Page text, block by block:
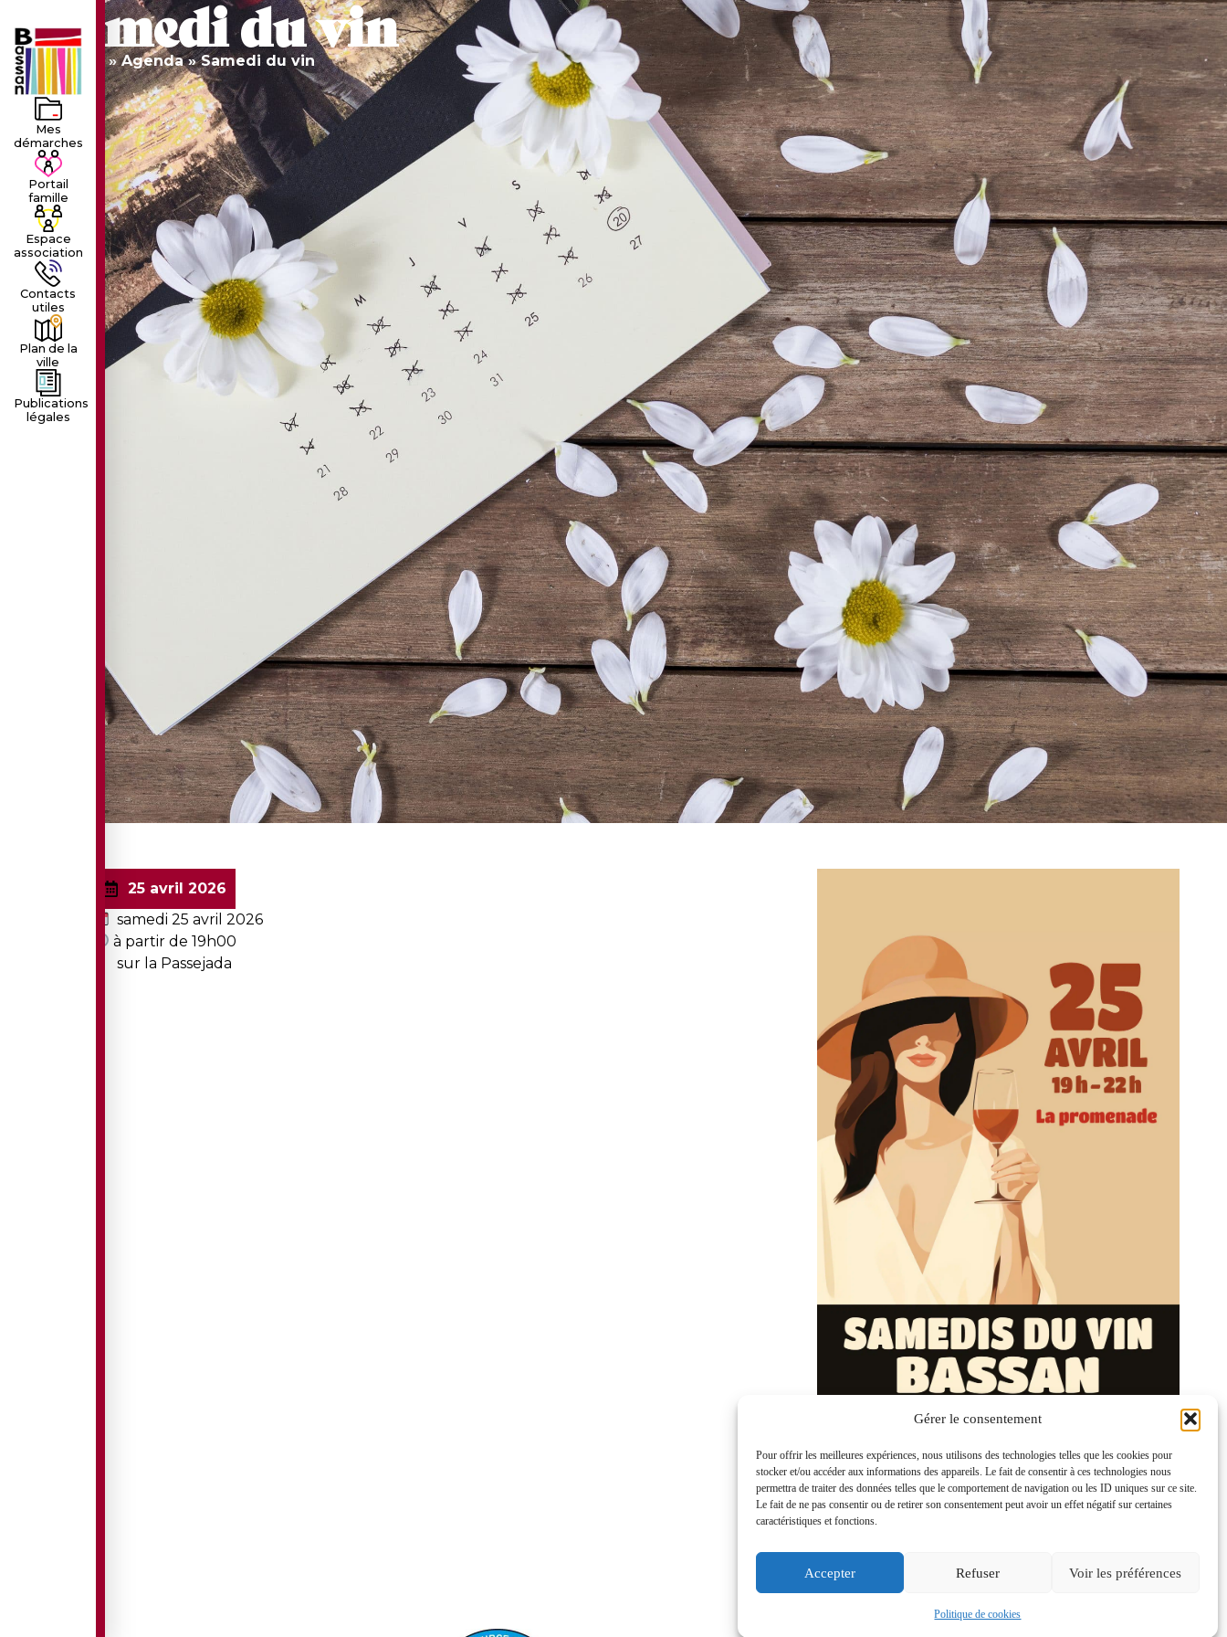
Gérer le consentement
Pour offrir les meilleures expériences, nous utilisons des technologies telles que les cookies pour
stocker et/ou accéder aux informations des appareils. Le fait de consentir à ces technologies nous
permettra de traiter des données telles que le comportement de navigation ou les ID uniques sur ce site.
Le fait de ne pas consentir ou de retirer son consentement peut avoir un effet négatif sur certaines
caractéristiques et fonctions.
Accepter Refuser Voir les préférences
Politique de cookies
LE VILLAGE LA MUNICIPALITÉ VIVRE À BASSAN ENFANCE ET SCOLARITÉ
Mes
démarches
Portail
famille
Espace
association
Contacts
utiles
Plan de la
ville
Publications
légales
Samedi du vin
Accueil »Agenda»Samedi du vin
25 avril 2026
samedi 25 avril 2026
à partir de 19h00
sur la Passejada